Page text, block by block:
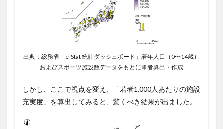
出典：総務省「e-Stat 統計ダッシュボード」若年人口（0〜14歳）
およびスポーツ施設数データをもとに筆者算出・作成
しかし、ここで視点を変え、「若者1,000人あたりの施設
充実度」を算出してみると、驚くべき結果が出ました。